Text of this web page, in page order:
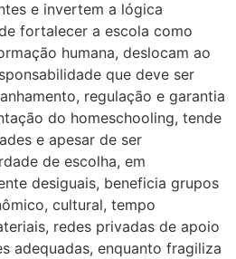
e invertem a lógica
fortalecer a escola como
humana, deslocam ao
que deve ser
regulação e garantia
do homeschooling, tende
e apesar de ser
de escolha, em
desiguais, beneficia grupos
cultural, tempo
redes privadas de apoio
adequadas, enquanto fragiliza